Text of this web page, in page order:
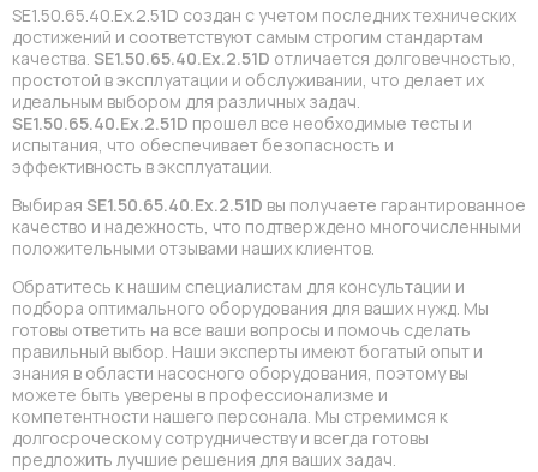
SE1.50.65.40.Eх.2.51D создан с учетом последних технических
достижений и соответствуют самым строгим стандартам
качества. SE1.50.65.40.Eх.2.51D отличается долговечностью,
простотой в эксплуатации и обслуживании, что делает их
идеальным выбором для различных задач.
SE1.50.65.40.Eх.2.51D прошел все необходимые тесты и
испытания, что обеспечивает безопасность и
эффективность в эксплуатации.
Выбирая SE1.50.65.40.Eх.2.51D вы получаете гарантированное
качество и надежность, что подтверждено многочисленными
положительными отзывами наших клиентов.
Обратитесь к нашим специалистам для консультации и
подбора оптимального оборудования для ваших нужд. Мы
готовы ответить на все ваши вопросы и помочь сделать
правильный выбор. Наши эксперты имеют богатый опыт и
знания в области насосного оборудования, поэтому вы
можете быть уверены в профессионализме и
компетентности нашего персонала. Мы стремимся к
долгосроческому сотрудничеству и всегда готовы
предложить лучшие решения для ваших задач.